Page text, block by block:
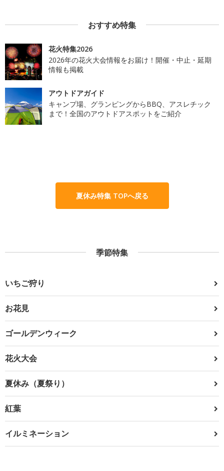
おすすめ特集
花火特集2026
2026年の花火大会情報をお届け！開催・中止・延期
情報も掲載
アウトドアガイド
キャンプ場、グランピングからBBQ、アスレチック
まで！全国のアウトドアスポットをご紹介
夏休み特集 TOPへ戻る
季節特集
いちご狩り
お花見
ゴールデンウィーク
花火大会
夏休み（夏祭り）
紅葉
イルミネーション